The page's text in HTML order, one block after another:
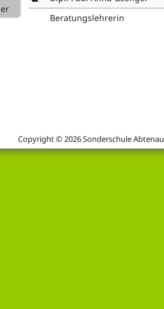
Beratungslehrerin
Copyright © 2026 Sonderschule Abtenau